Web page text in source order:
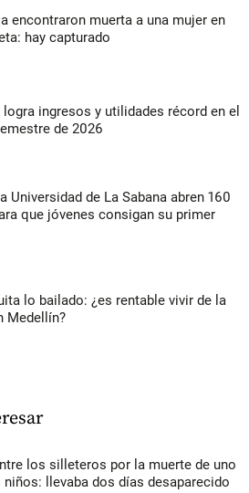
encontraron muerta a una mujer en
hay capturado
ingresos y utilidades récord en el
de 2026
Universidad de La Sabana abren 160
que jóvenes consigan su primer
lo bailado: ¿es rentable vivir de la
Medellín?
los silleteros por la muerte de uno
niños: llevaba dos días desaparecido